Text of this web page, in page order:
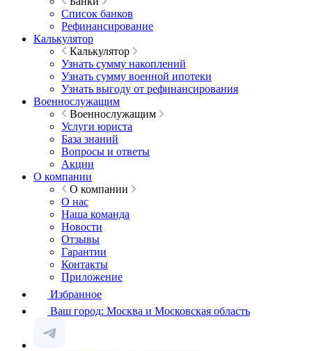
Список банков
Рефинансирование
Калькулятор
Калькулятор
Узнать сумму накоплений
Узнать сумму военной ипотеки
Узнать выгоду от рефинансирования
Военнослужащим
Военнослужащим
Услуги юриста
База знаний
Вопросы и ответы
Акции
О компании
О компании
О нас
Наша команда
Новости
Отзывы
Гарантии
Контакты
Приложение
Избранное
Ваш город: Москва и Московская область